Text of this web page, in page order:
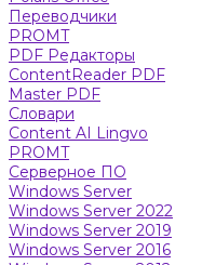
Переводчики
PROMT
PDF Редакторы
ContentReader PDF
Master PDF
Словари
Content AI Lingvo
PROMT
Серверное ПО
Windows Server
Windows Server 2022
Windows Server 2019
Windows Server 2016